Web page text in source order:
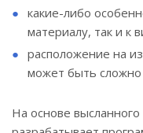
какие-либо
материалу, так и к
расположение на
может быть
На основе